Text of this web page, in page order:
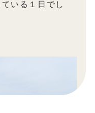
いる１日でし